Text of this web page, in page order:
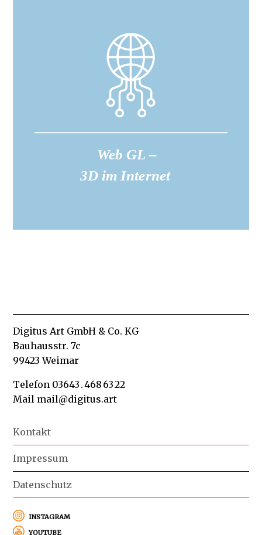
Digitus Art GmbH & Co. KG
Bauhausstr. 7c
99423 Weimar
Telefon 03643 . 468 63 22
Mail mail@digitus.art
überspringen
Kontakt
Impressum
Datenschutz
instagram
youtube